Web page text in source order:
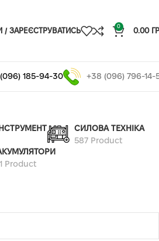
/ ЗАРЕЄСТРУВАТИСЬ
0
0.00
185-94-30 +38 (096) 796-14-
СИЛОВА ТЕХНІКА
587 Product
Product